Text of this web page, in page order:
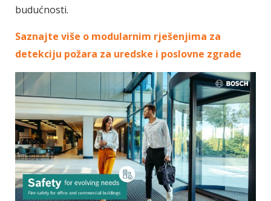
budućnosti.
Saznajte više o modularnim rješenjima za
detekciju požara za uredske i poslovne zgrade